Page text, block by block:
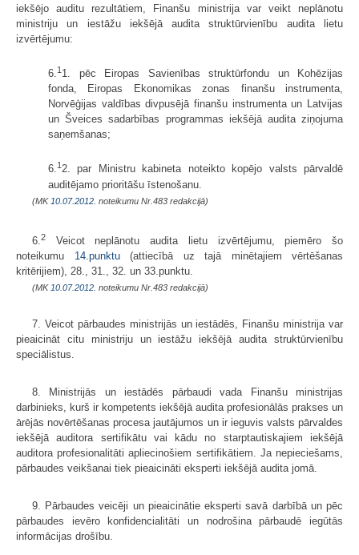
iekšējo auditu rezultātiem, Finanšu ministrija var veikt neplānotu
ministriju un iestāžu iekšējā audita struktūrvienību audita lietu
izvērtējumu:
6.1 1. pēc Eiropas Savienības struktūrfondu un Kohēzijas
fonda, Eiropas Ekonomikas zonas finanšu instrumenta,
Norvēģijas valdības divpusējā finanšu instrumenta un Latvijas
un Šveices sadarbības programmas iekšējā audita ziņojuma
saņemšanas;
6.1 2. par Ministru kabineta noteikto kopējo valsts pārvaldē
auditējamo prioritāšu īstenošanu.
(MK 10.07.2012. noteikumu Nr.483 redakcijā)
6. 2
Veicot neplānotu audita lietu izvērtējumu, piemēro šo
noteikumu 14.punktu(attiecībā uz tajā minētajiem vērtēšanas
kritērijiem), 28., 31., 32. un 33.punktu.
(MK 10.07.2012. noteikumu Nr.483 redakcijā)
7. Veicot pārbaudes ministrijās un iestādēs, Finanšu ministrija var
pieaicināt citu ministriju un iestāžu iekšējā audita struktūrvienību
speciālistus.
8. Ministrijās un iestādēs pārbaudi vada Finanšu ministrijas
darbinieks, kurš ir kompetents iekšējā audita profesionālās prakses un
ārējās novērtēšanas procesa jautājumos un ir ieguvis valsts pārvaldes
iekšējā auditora sertifikātu vai kādu no starptautiskajiem iekšējā
auditora profesionalitāti apliecinošiem sertifikātiem. Ja nepieciešams,
pārbaudes veikšanai tiek pieaicināti eksperti iekšējā audita jomā.
9. Pārbaudes veicēji un pieaicinātie eksperti savā darbībā un pēc
pārbaudes ievēro konfidencialitāti un nodrošina pārbaudē iegūtās
informācijas drošību.